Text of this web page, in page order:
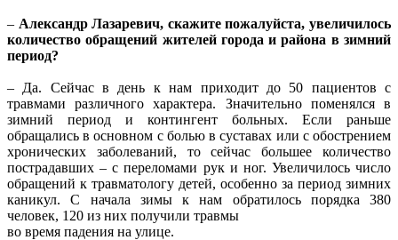
– Александр Лазаревич, скажите пожалуйста, увеличилось
количество обращений жителей города и района в зимний
период?
– Да. Сейчас в день к нам приходит до 50 пациентов с
травмами различного характера. Значительно поменялся в
зимний период и контингент больных. Если раньше
обращались в основном с болью в суставах или с обострением
хронических заболеваний, то сейчас большее количество
пострадавших – с переломами рук и ног. Увеличилось число
обращений к травматологу детей, особенно за период зимних
каникул. С начала зимы к нам обратилось порядка 380
человек, 120 из них получили травмы
во время падения на улице.